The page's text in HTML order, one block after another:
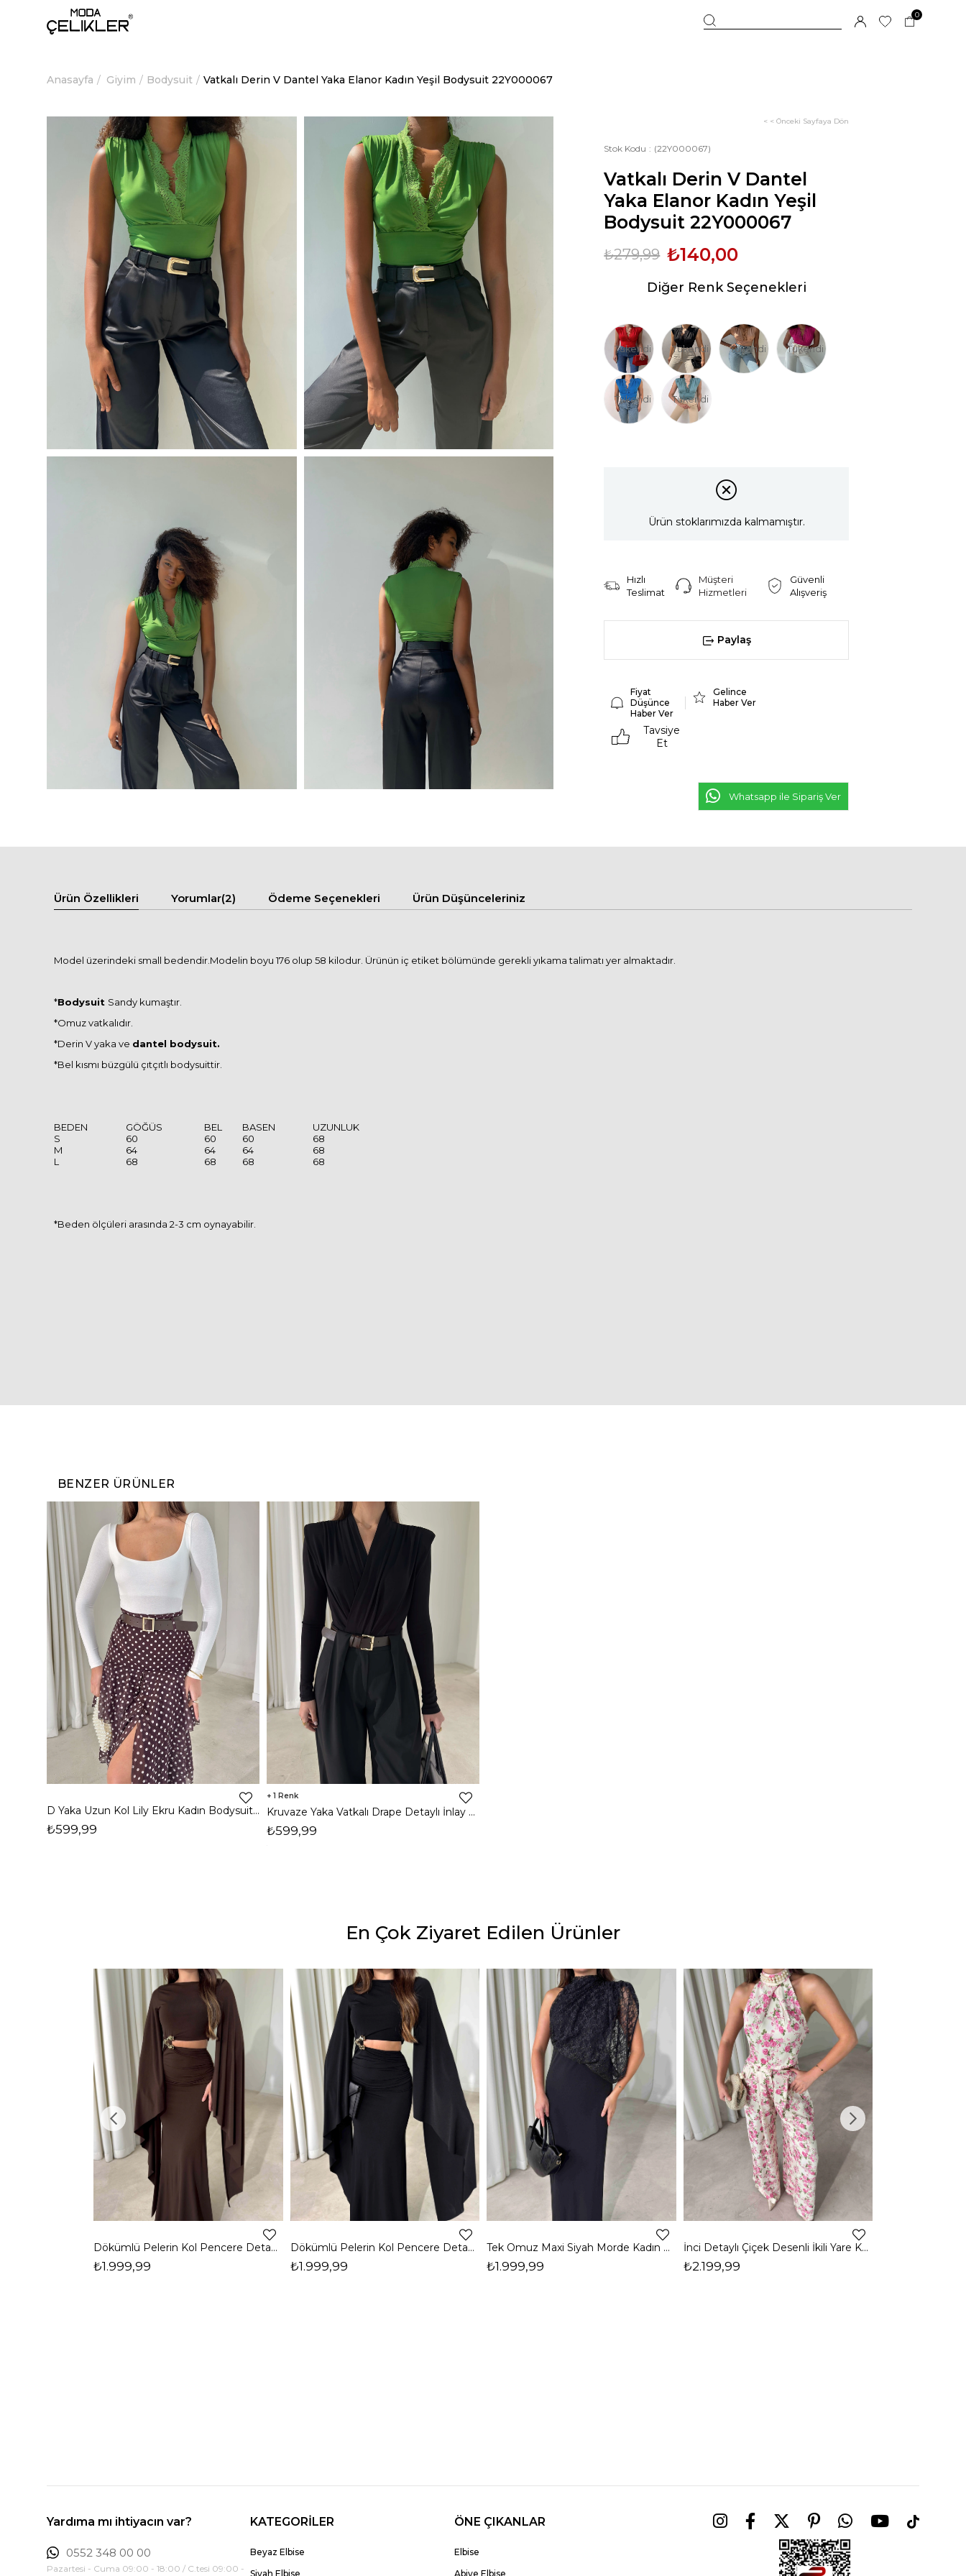
0
Anasayfa Giyim Bodysuit Vatkalı Derin V Dantel Yaka Elanor Kadın Yeşil Bodysuit 22Y000067
< < Önceki Sayfaya Dön
Stok Kodu (22Y000067)
Vatkalı Derin V Dantel
Yaka Elanor Kadın Yeşil
Bodysuit 22Y000067
₺279,99 ₺140,00
Diğer Renk Seçenekleri
Tükendi Tükendi Tükendi Tükendi
Tükendi Tükendi
Ürün stoklarımızda kalmamıştır.
Hızlı
Teslimat
Müşteri
Hizmetleri
Güvenli
Alışveriş
Paylaş
Fiyat
Düşünce
Haber Ver
Gelince
Haber Ver
Tavsiye
Et
Whatsapp ile Sipariş Ver
Ürün Özellikleri Yorumlar(2) Ödeme Seçenekleri Ürün Düşünceleriniz
Model üzerindeki small bedendir.Modelin boyu 176 olup 58 kilodur. Ürünün iç etiket bölümünde gerekli yıkama talimatı yer almaktadır.
*Bodysuit Sandy kumaştır.
*Omuz vatkalıdır.
*Derin V yaka ve dantel bodysuit.
*Bel kısmı büzgülü çıtçıtlı bodysuittir.
BEDEN GÖĞÜS BEL BASEN
UZUNLUK
S
60 60 60
68
M
64 64 64
68
L
68 68 68 68
*Beden ölçüleri arasında 2-3 cm oynayabilir.
BENZER ÜRÜNLER
D Yaka Uzun Kol Lily Ekru Kadın Bodysuit 26K398
₺599,99
1
Kruvaze Yaka Vatkalı Drape Detaylı İnlay Siyah Kadın Bodysuit 26K411
₺599,99
En Çok Ziyaret Edilen Ürünler
Dökümlü Pelerin Kol Pencere Detaylı Maxi Kahverengi Arlev Kadın Elbise 26Y511
₺1.999,99
Dökümlü Pelerin Kol Pencere Detaylı Maxi Siyah Arlev Kadın Elbise 26Y511
₺1.999,99
Tek Omuz Maxi Siyah Morde Kadın Elbise 26Y513
₺1.999,99
İnci Detaylı Çiçek Desenli İkili Yare Kadın Takım 26Y508
₺2.199,99
Yardıma mı ihtiyacın var?
0552 348 00 00
Pazartesi - Cuma 09:00 - 18:00 / C.tesi 09:00 -
KATEGORİLER
Beyaz Elbise
Siyah Elbise
ÖNE ÇIKANLAR
Elbise
Abiye Elbise